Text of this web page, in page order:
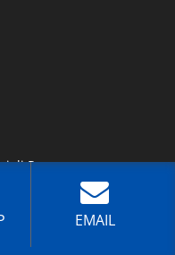
Roma
Tutt’Aria Roma
Bagno Cieco
EMAIL